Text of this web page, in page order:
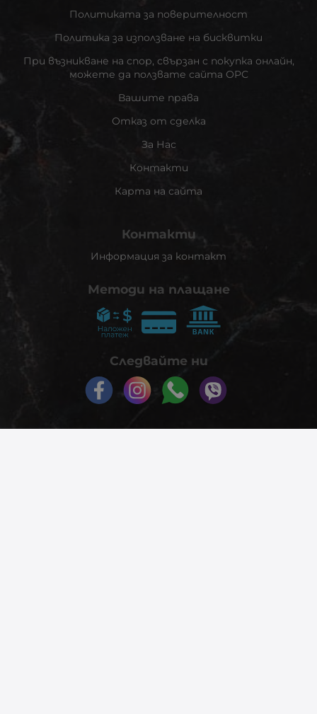
Политиката за поверителност
Политика за използване на бисквитки
При възникване на спор, свързан с покупка онлайн,
можете да ползвате сайта ОРС
Вашите права
Отказ от сделка
За Нас
Контакти
Карта на сайта
Контакти
Информация за контакт
Методи на плащане
Следвайте ни